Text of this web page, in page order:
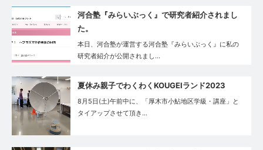
河合塾『みらいぶっく』で研究者紹介されまし
た。
本日、河合塾が運営する河合塾『みらいぶっく』に私の
研究者紹介が公開されまし…
夏休み親子でわくわくKOUGEIランド2023
8月5日(土)午前中に、「厚木市小鮎地区学級・講座」と
タイアップさせて頂き…